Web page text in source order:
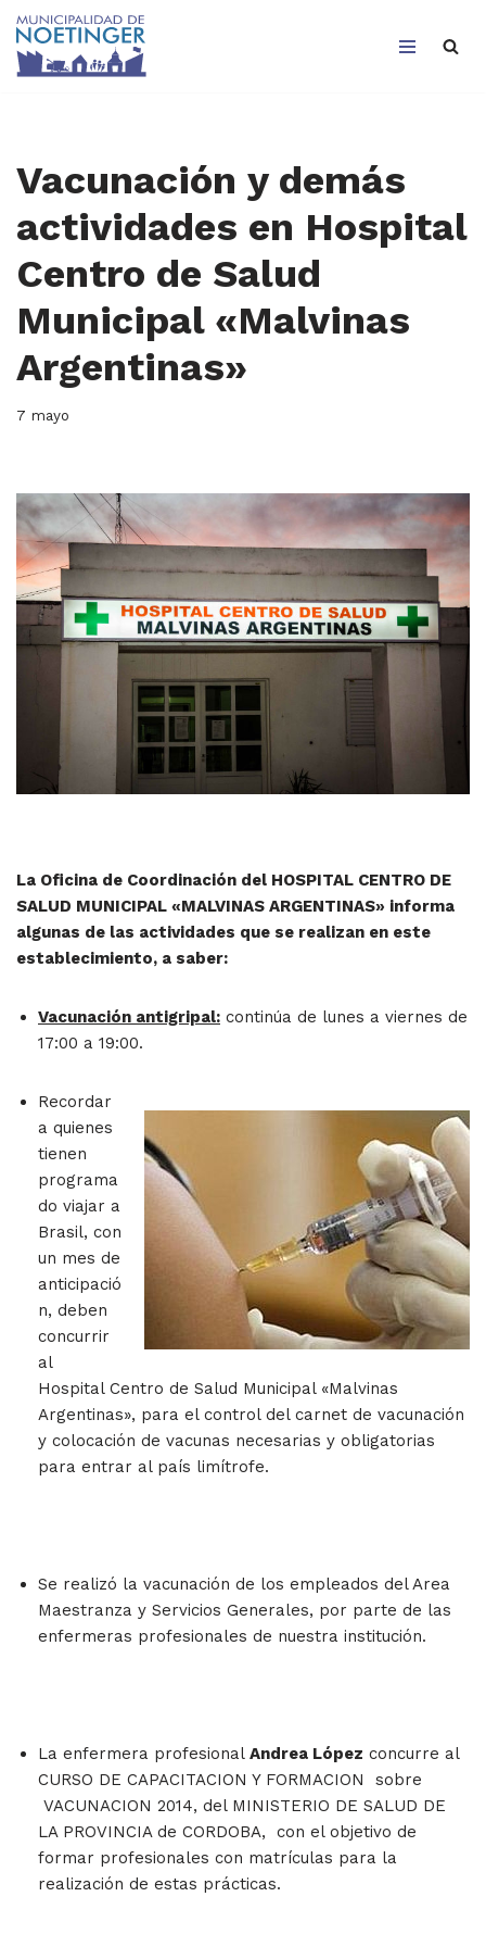
Saltar
Vacunación y demás
actividades en Hospital
Centro de Salud
Municipal «Malvinas
Argentinas»
7 mayo
La Oficina de Coordinación del HOSPITAL CENTRO DE
SALUD MUNICIPAL «MALVINAS ARGENTINAS» informa
algunas de las actividades que se realizan en este
establecimiento, a saber:
Vacunación antigripal: continúa de lunes a viernes de
17:00 a 19:00.
Recordar
a quienes
tienen
programa
do viajar a
Brasil, con
un mes de
anticipació
n, deben
concurrir
al
Hospital Centro de Salud Municipal «Malvinas
Argentinas», para el control del carnet de vacunación
y colocación de vacunas necesarias y obligatorias
para entrar al país limítrofe.
Se realizó la vacunación de los empleados del Area
Maestranza y Servicios Generales, por parte de las
enfermeras profesionales de nuestra institución.
La enfermera profesional Andrea López concurre al
CURSO DE CAPACITACION Y FORMACION sobre
VACUNACION 2014, del MINISTERIO DE SALUD DE
LA PROVINCIA de CORDOBA, con el objetivo de
formar profesionales con matrículas para la
realización de estas prácticas.